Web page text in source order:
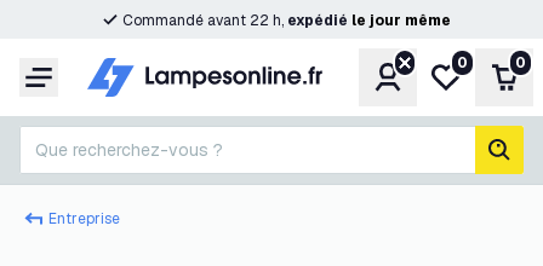
Commandé avant 22 h, expédié le jour même
Menu CompteMa liste de
0 0
Que recherchez-vous ?
Entreprise